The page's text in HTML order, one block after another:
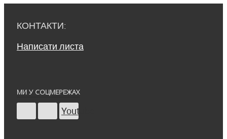
КОНТАКТИ:
Написати листа
МИ У СОЦМЕРЕЖАХ
Youtube